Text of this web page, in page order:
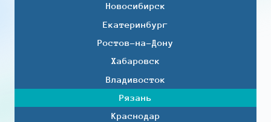
Новосибирск
Екатеринбург
Ростов-на-Дону
Хабаровск
Владивосток
Рязань
Краснодар